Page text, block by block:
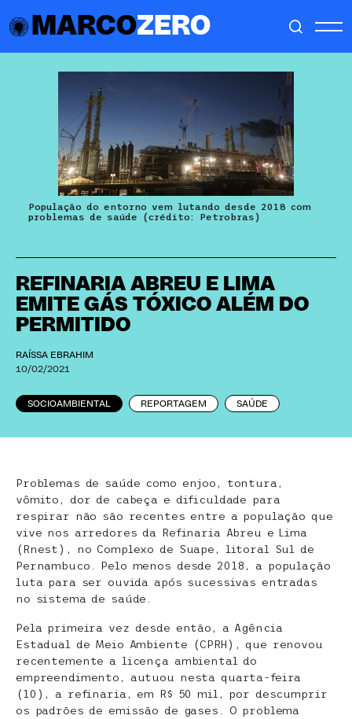
MARCOZERO
REFINARIA ABREU E LIMA
EMITE GÁS TÓXICO ALÉM DO
PERMITIDO
RAÍSSA EBRAHIM
10/02/2021
SOCIOAMBIENTAL REPORTAGEM SAÚDE
População do entorno vem lutando desde 2018 com
problemas de saúde (crédito: Petrobras)
Problemas de saúde como enjoo, tontura,
vômito, dor de cabeça e dificuldade para
respirar não são recentes entre a população que
vive nos arredores da Refinaria Abreu e Lima
(Rnest), no Complexo de Suape, litoral Sul de
Pernambuco. Pelo menos desde 2018, a população
luta para ser ouvida após sucessivas entradas
no sistema de saúde.
Pela primeira vez desde então, a Agência
Estadual de Meio Ambiente (CPRH), que renovou
recentemente a licença ambiental do
empreendimento, autuou nesta quarta-feira
(10), a refinaria, em R$ 50 mil, por descumprir
os padrões de emissão de gases. O problema